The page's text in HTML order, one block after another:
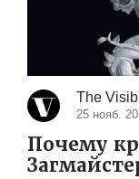
The
25 нояб.
Почему